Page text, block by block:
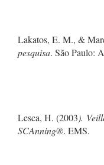
Lakatos, E. M., &
pesquisa. São Paulo:
Lesca, H. (2003).
SCAnning®. EMS.